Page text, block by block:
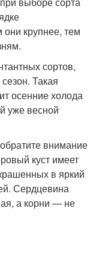
они крупнее, тем
сортов,
Такая
осенние холода
уже весной
внимание
куст имеет
в яркий
Сердцевина
а корни — не